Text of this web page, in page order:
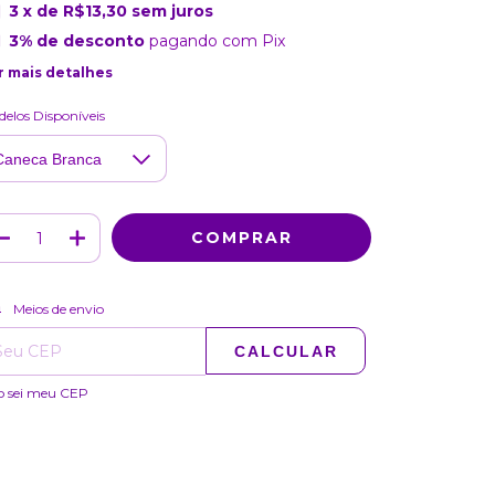
3 x de R$13,30 sem juros
3% de descontopagando com Pix
mais detalhes
Disponíveis
para o CEP:
Meios de envio
CALCULAR
sei meu CEP